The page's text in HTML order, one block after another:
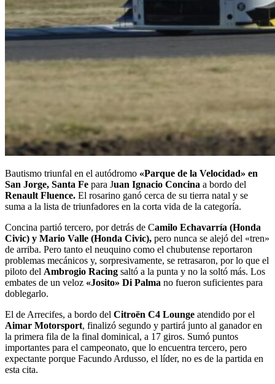
Bautismo triunfal en el autódromo «Parque de la Velocidad» en
San Jorge, Santa Fe para Juan Ignacio Concina a bordo del
Renault Fluence. El rosarino ganó cerca de su tierra natal y se
suma a la lista de triunfadores en la corta vida de la categoría.
Concina partió tercero, por detrás de Camilo Echavarría (Honda
Civic) y Mario Valle (Honda Civic), pero nunca se alejó del «tren»
de arriba. Pero tanto el neuquino como el chubutense reportaron
problemas mecánicos y, sorpresivamente, se retrasaron, por lo que el
piloto del Ambrogio Racing saltó a la punta y no la soltó más. Los
embates de un veloz «Josito» Di Palma no fueron suficientes para
doblegarlo.
El de Arrecifes, a bordo del Citroën C4 Lounge atendido por el
Aimar Motorsport, finalizó segundo y partirá junto al ganador en
la primera fila de la final dominical, a 17 giros. Sumó puntos
importantes para el campeonato, que lo encuentra tercero, pero
expectante porque Facundo Ardusso, el líder, no es de la partida en
esta cita.